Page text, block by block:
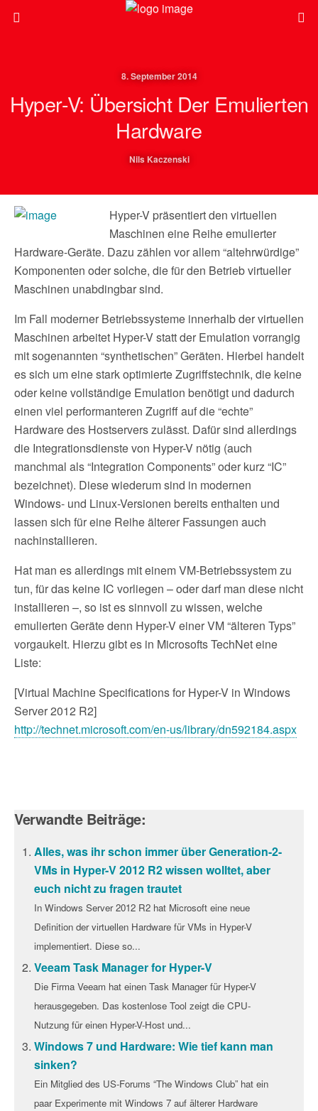
8. September 2014
Hyper-V: Übersicht Der Emulierten
Hardware
Nils Kaczenski
Hyper-V präsentiert den virtuellen
Maschinen eine Reihe emulierter
Hardware-Geräte. Dazu zählen vor allem “altehrwürdige”
Komponenten oder solche, die für den Betrieb virtueller
Maschinen unabdingbar sind.
Im Fall moderner Betriebssysteme innerhalb der virtuellen
Maschinen arbeitet Hyper-V statt der Emulation vorrangig
mit sogenannten “synthetischen” Geräten. Hierbei handelt
es sich um eine stark optimierte Zugriffstechnik, die keine
oder keine vollständige Emulation benötigt und dadurch
einen viel performanteren Zugriff auf die “echte”
Hardware des Hostservers zulässt. Dafür sind allerdings
die Integrationsdienste von Hyper-V nötig (auch
manchmal als “Integration Components” oder kurz “IC”
bezeichnet). Diese wiederum sind in modernen
Windows- und Linux-Versionen bereits enthalten und
lassen sich für eine Reihe älterer Fassungen auch
nachinstallieren.
Hat man es allerdings mit einem VM-Betriebssystem zu
tun, für das keine IC vorliegen – oder darf man diese nicht
installieren –, so ist es sinnvoll zu wissen, welche
emulierten Geräte denn Hyper-V einer VM “älteren Typs”
vorgaukelt. Hierzu gibt es in Microsofts TechNet eine
Liste:
[Virtual Machine Specifications for Hyper-V in Windows
Server 2012 R2]
http://technet.microsoft.com/en-us/library/dn592184.aspx
Verwandte Beiträge:
Alles, was ihr schon immer über Generation-2-
VMs in Hyper-V 2012 R2 wissen wolltet, aber
euch nicht zu fragen trautet
In Windows Server 2012 R2 hat Microsoft eine neue
Definition der virtuellen Hardware für VMs in Hyper-V
implementiert. Diese so...
Veeam Task Manager for Hyper-V
Die Firma Veeam hat einen Task Manager für Hyper-V
herausgegeben. Das kostenlose Tool zeigt die CPU-
Nutzung für einen Hyper-V-Host und...
Windows 7 und Hardware: Wie tief kann man
sinken?
Ein Mitglied des US-Forums “The Windows Club” hat ein
paar Experimente mit Windows 7 auf älterer Hardware